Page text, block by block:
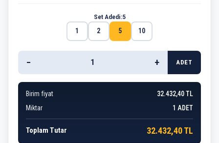
Set Adedi:5
1
2 5 10
− + ADET
Birim fiyat
32.432,40 TL
Miktar
1 ADET
Toplam Tutar 32.432,40 TL